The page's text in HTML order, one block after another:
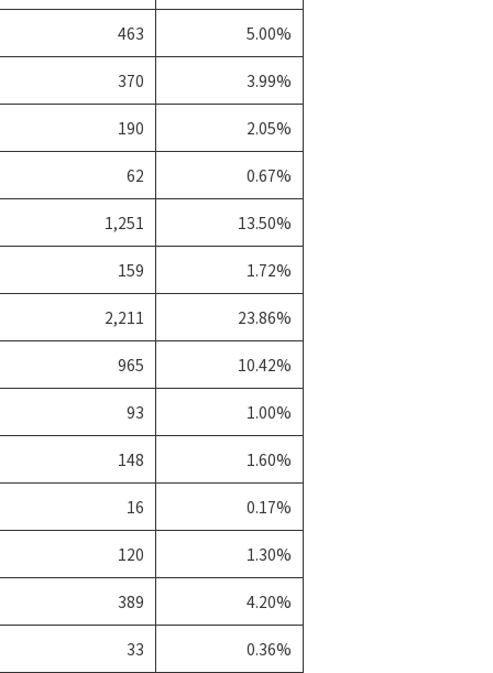
463 5.00%
370 3.99%
190 2.05%
62 0.67%
1,251 13.50%
159 1.72%
2,211 23.86%
965 10.42%
93 1.00%
148 1.60%
16 0.17%
120 1.30%
389 4.20%
33 0.36%